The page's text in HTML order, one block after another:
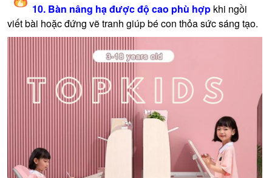
10. Bàn nâng hạ được độ cao phù hợp khi ngồi
viết bài hoặc đứng vẽ tranh giúp bé con thỏa sức sáng tạo.